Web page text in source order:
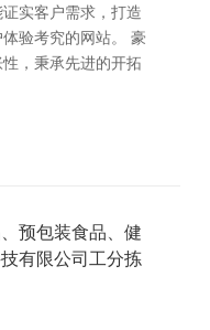
实客户需求，打造
验考究的网站。 豪
，秉承先进的开拓
预包装食品、健
有限公司工分拣